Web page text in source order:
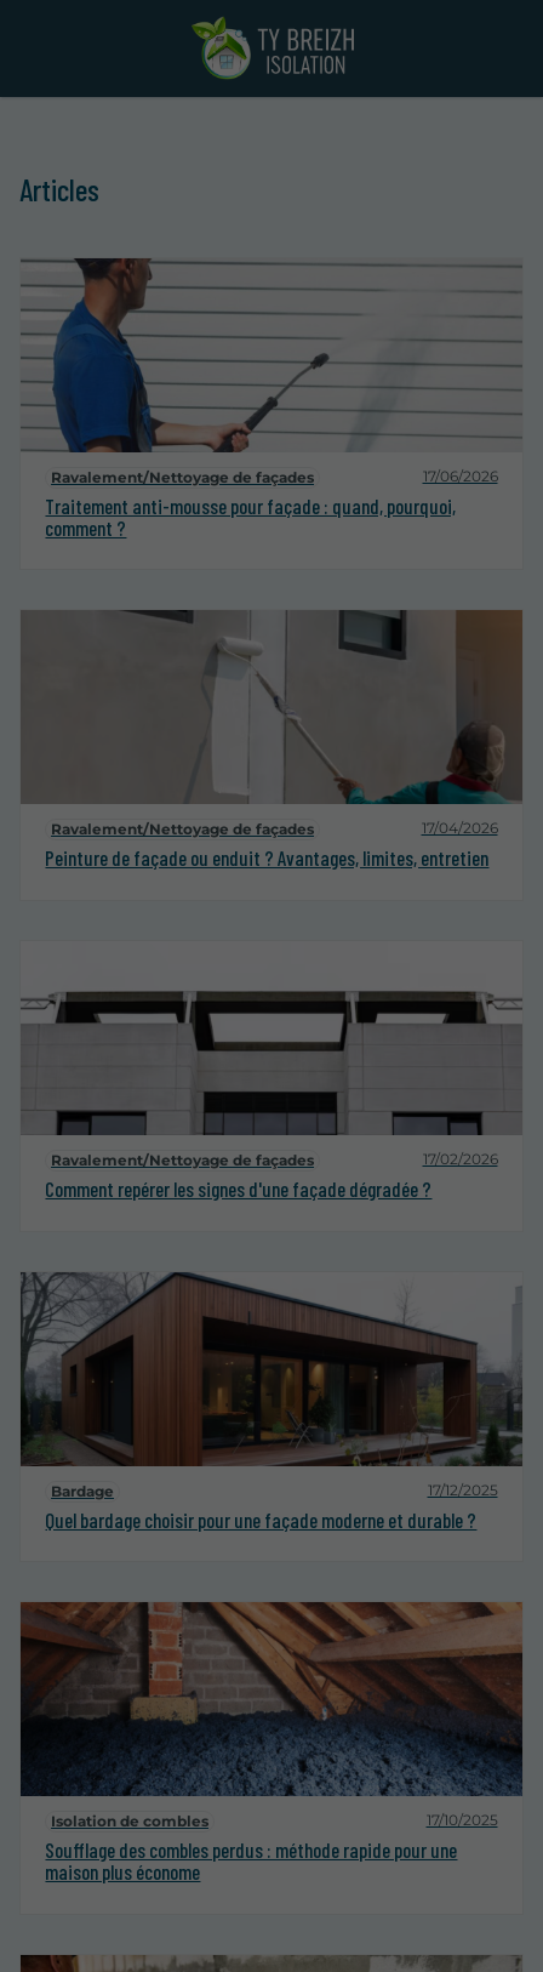
Articles
Ravalement/Nettoyage de façades 17/06/2026
Traitement anti-mousse pour façade : quand, pourquoi,
comment ?
Ravalement/Nettoyage de façades 17/04/2026
Peinture de façade ou enduit ? Avantages, limites, entretien
Ravalement/Nettoyage de façades 17/02/2026
Comment repérer les signes d'une façade dégradée ?
Bardage 17/12/2025
Quel bardage choisir pour une façade moderne et durable ?
Isolation de combles 17/10/2025
Soufflage des combles perdus : méthode rapide pour une
maison plus économe